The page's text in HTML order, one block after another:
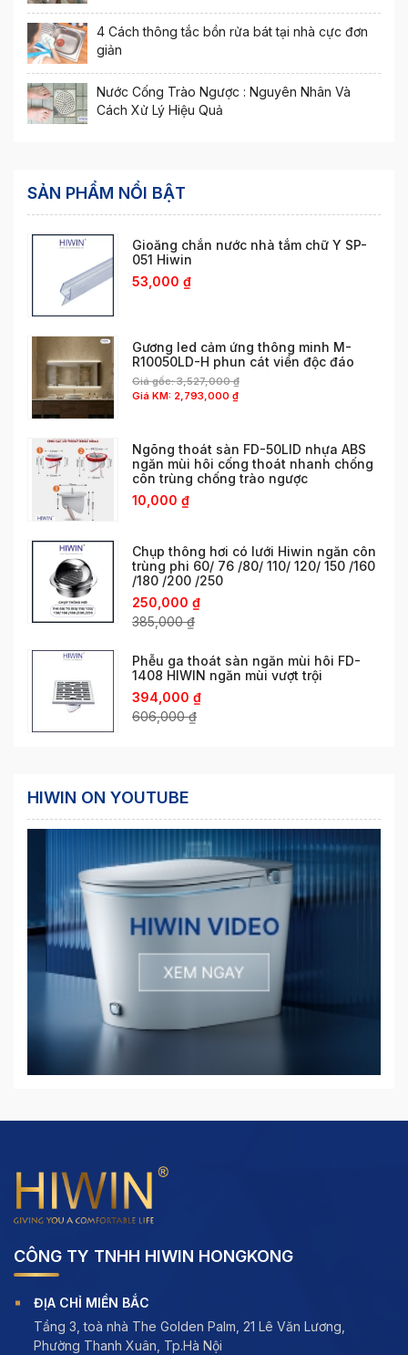
4 Cách thông tắc bồn rửa bát tại nhà cực đơn
giản
Nước Cống Trào Ngược : Nguyên Nhân Và
Cách Xử Lý Hiệu Quả
SẢN PHẨM NỔI BẬT
Gioăng chắn nước nhà tắm chữ Y SP-
051 Hiwin
53,000 ₫
Gương led cảm ứng thông minh M-
R10050LD-H phun cát viền độc đáo
Giá gốc:3,527,000₫
Giá KM: 2,793,000 ₫
Ngõng thoát sàn FD-50LID nhựa ABS
ngăn mùi hôi cống thoát nhanh chống
côn trùng chống trào ngược
10,000 ₫
Chụp thông hơi có lưới Hiwin ngăn côn
trùng phi 60/ 76 /80/ 110/ 120/ 150 /160
/180 /200 /250
250,000 ₫
385,000₫
Phễu ga thoát sàn ngăn mùi hôi FD-
1408 HIWIN ngăn mùi vượt trội
394,000 ₫
606,000₫
HIWIN ON YOUTUBE
CÔNG TY TNHH HIWIN HONGKONG
ĐỊA CHỈ MIỀN BẮC
Tầng 3, toà nhà The Golden Palm, 21 Lê Văn Lương,
Phường Thanh Xuân, Tp.Hà Nội